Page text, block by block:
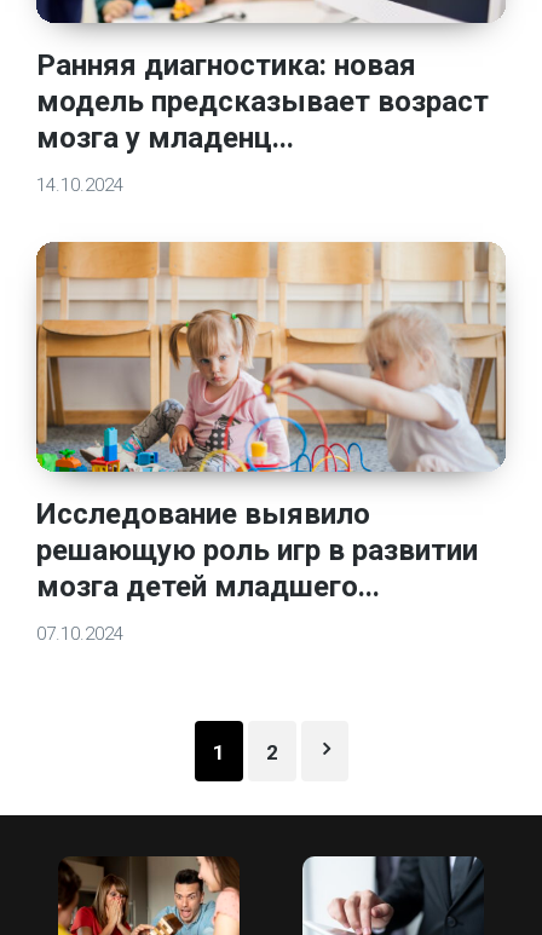
Ранняя диагностика: новая
модель предсказывает возраст
мозга у младенц...
14.10.2024
Исследование выявило
решающую роль игр в развитии
мозга детей младшего...
07.10.2024
1 2